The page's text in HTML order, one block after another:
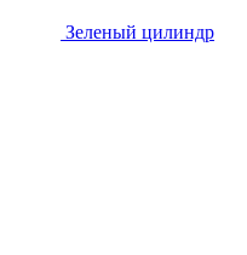
Зеленый цилиндр